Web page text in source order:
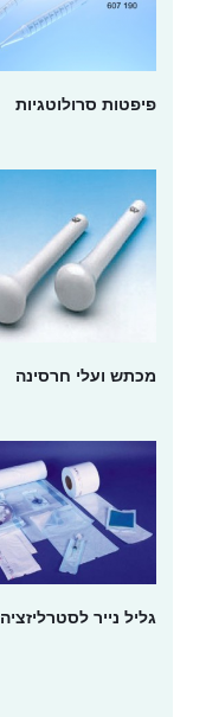
פיפטות סרולוטגיות
מכתש ועלי חרסינה
גליל נייר לסטרליזציה